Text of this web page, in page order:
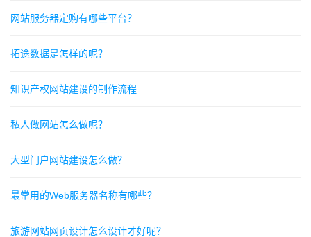
网站服务器定购有哪些平台？
拓途数据是怎样的呢？
知识产权网站建设的制作流程
私人做网站怎么做呢？
大型门户网站建设怎么做？
最常用的Web服务器名称有哪些？
旅游网站网页设计怎么设计才好呢？